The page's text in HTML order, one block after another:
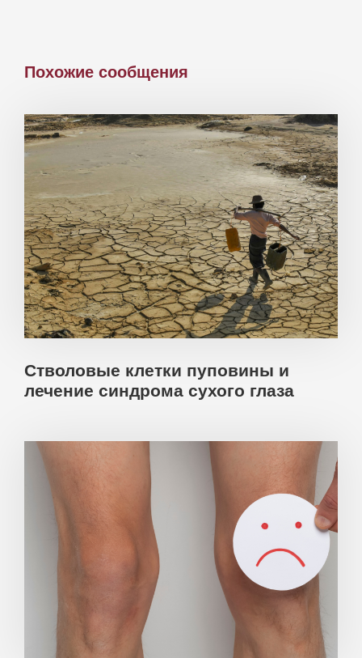
Похожие сообщения
Стволовые клетки пуповины и
лечение синдрома сухого глаза